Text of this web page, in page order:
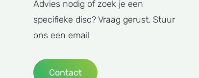
Advies nodig of zoek je een
specifieke disc? Vraag gerust. Stuur
ons een email
Contact